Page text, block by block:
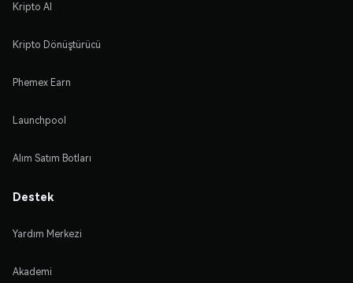
Kripto Al
Kripto Dönüştürücü
Phemex Earn
Launchpool
Alım Satım Botları
Destek
Yardım Merkezi
Akademi